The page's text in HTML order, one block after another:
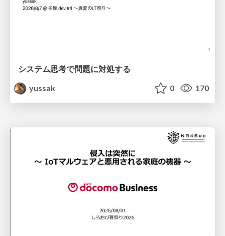
システム思考で問題に対処する
yussak
0 170